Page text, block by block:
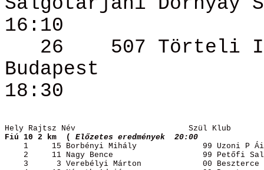
16:10
26
507 Törteli
Budapest
18:30
Hely Rajtsz Név Szül Klub
Fiú 10 2 km
( Előzetes eredmények
20:00
1
15 Borbényi Mihály 99 Uzoni P Ái
2
11 Nagy Bence 99 Petőfi
3
3 Verebélyi Márton 00 Beszterce